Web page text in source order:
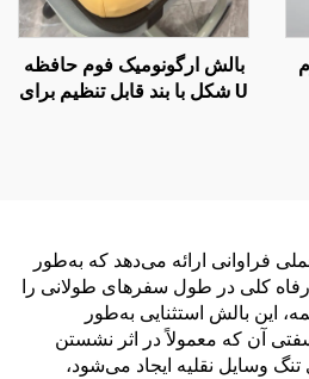
بالش ارگونومیک فوم حافظه
U شکل با بند قابل تنظیم برای
فراوانی ارائه می‌دهد که به‌طور
کلی در طول سفرهای طولانی را
این بالش استثنایی به‌طور
آن که معمولاً در اثر نشستن
وسایل نقلیه ایجاد می‌شود،